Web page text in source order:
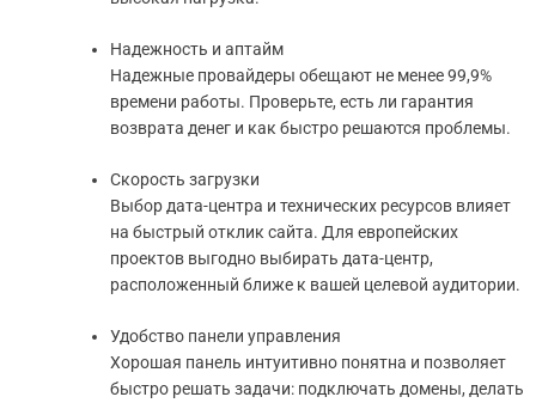
Надежность и аптайм
Надежные провайдеры обещают не менее 99,9%
времени работы. Проверьте, есть ли гарантия
возврата денег и как быстро решаются проблемы.
Скорость загрузки
Выбор дата-центра и технических ресурсов влияет
на быстрый отклик сайта. Для европейских
проектов выгодно выбирать дата-центр,
расположенный ближе к вашей целевой аудитории.
Удобство панели управления
Хорошая панель интуитивно понятна и позволяет
быстро решать задачи: подключать домены, делать